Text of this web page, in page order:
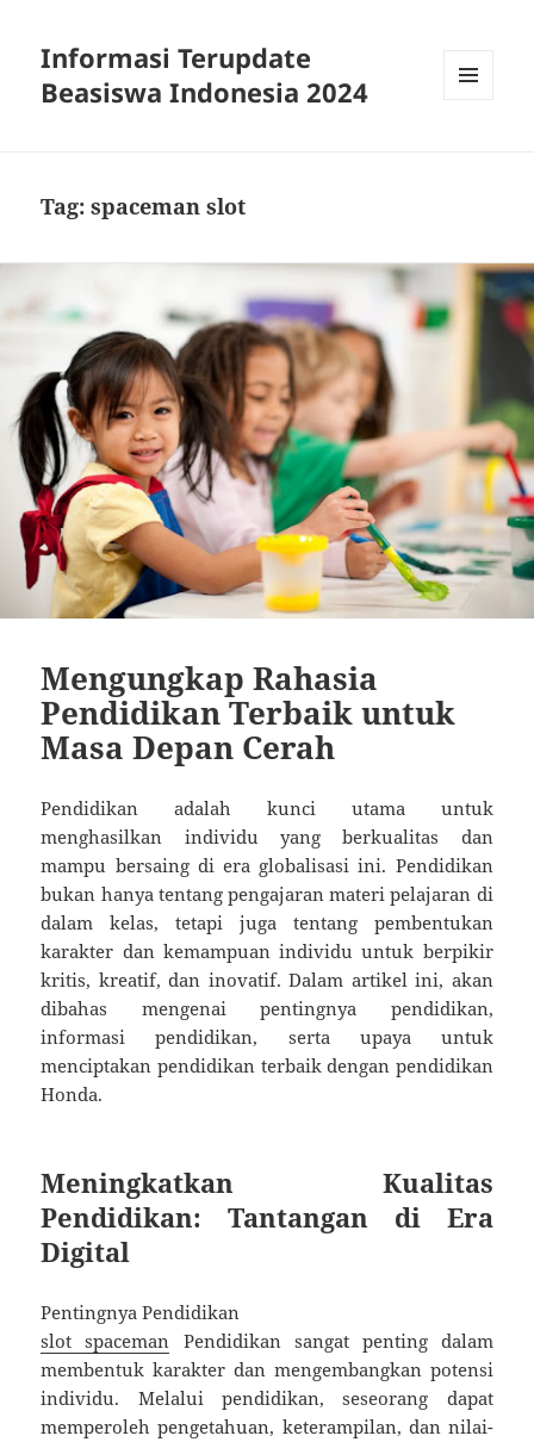
Informasi Terupdate
Beasiswa Indonesia 2024
Tag:spaceman slot
Mengungkap Rahasia
Pendidikan Terbaik untuk
Masa Depan Cerah
Pendidikan adalah kunci utama untuk
menghasilkan individu yang berkualitas dan
mampu bersaing di era globalisasi ini. Pendidikan
bukan hanya tentang pengajaran materi pelajaran di
dalam kelas, tetapi juga tentang pembentukan
karakter dan kemampuan individu untuk berpikir
kritis, kreatif, dan inovatif. Dalam artikel ini, akan
dibahas mengenai pentingnya pendidikan,
informasi pendidikan, serta upaya untuk
menciptakan pendidikan terbaik dengan pendidikan
Honda.
Meningkatkan Kualitas
Pendidikan: Tantangan di Era
Digital
Pentingnya Pendidikan
slot spaceman Pendidikan sangat penting dalam
membentuk karakter dan mengembangkan potensi
individu. Melalui pendidikan, seseorang dapat
memperoleh pengetahuan, keterampilan, dan nilai-